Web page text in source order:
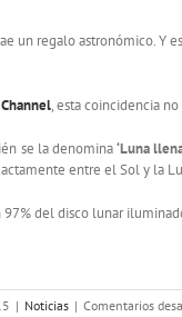
un regalo astronómico. Y
, esta coincidencia
se la denomina‘Luna
entre el Sol y la
97% del disco lunar
| Noticias | Comentarios